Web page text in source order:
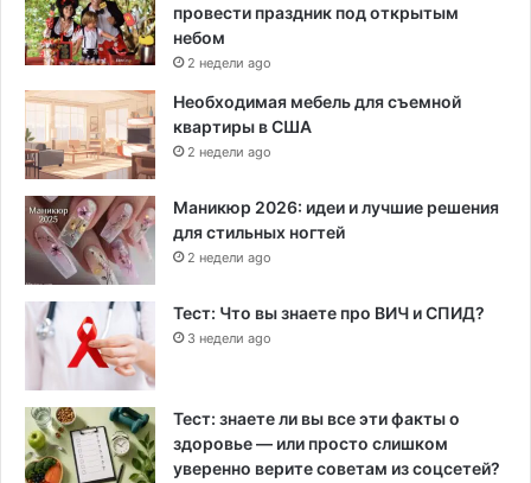
провести праздник под открытым
небом
2 недели ago
Необходимая мебель для съемной
квартиры в США
2 недели ago
Маникюр 2026: идеи и лучшие решения
для стильных ногтей
2 недели ago
Тест: Что вы знаете про ВИЧ и СПИД?
3 недели ago
Тест: знаете ли вы все эти факты о
здоровье — или просто слишком
уверенно верите советам из соцсетей?